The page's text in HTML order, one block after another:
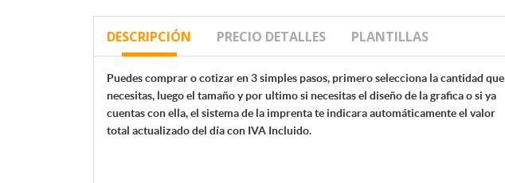
DESCRIPCIÓN PRECIO DETALLES PLANTILLAS
Puedes comprar o cotizar en 3 simples pasos, primero selecciona la cantidad que
necesitas, luego el tamaño y por ultimo si necesitas el diseño de la grafica o si ya
cuentas con ella, el sistema de la imprenta te indicara automáticamente el valor
total actualizado del día con IVA Incluido.